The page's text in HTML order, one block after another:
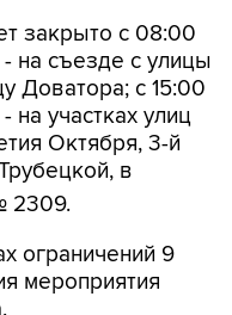
закрыто с 08:00
на съезде с улицы
Доватора; с 15:00
на участках улиц
Октября, 3-й
в
2309.
ограничений 9
мероприятия